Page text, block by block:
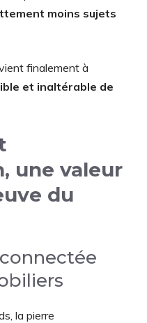
moins sujets
finalement à
et inaltérable de
une valeur
du
la pierre